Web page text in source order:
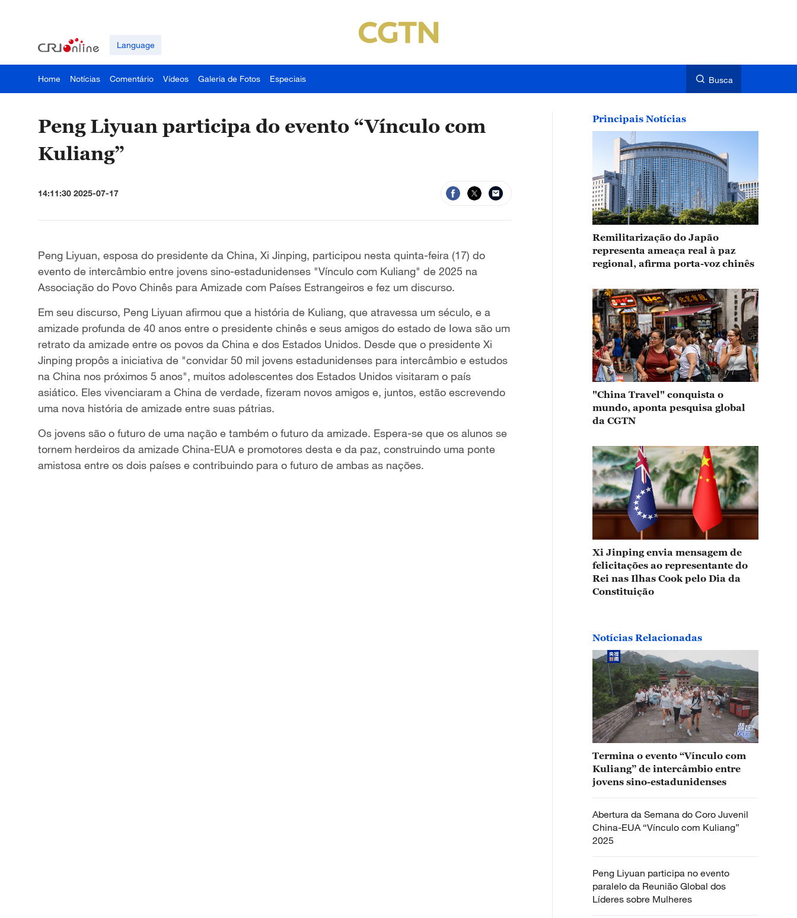
Language
Home Notícias Comentário Vídeos Galeria de Fotos Especiais Busca
Peng Liyuan participa do evento “Vínculo com
Kuliang”
14:11:30 2025-07-17
Peng Liyuan, esposa do presidente da China, Xi Jinping, participou nesta quinta-feira (17) do
evento de intercâmbio entre jovens sino-estadunidenses "Vínculo com Kuliang" de 2025 na
Associação do Povo Chinês para Amizade com Países Estrangeiros e fez um discurso.
Em seu discurso, Peng Liyuan afirmou que a história de Kuliang, que atravessa um século, e a
amizade profunda de 40 anos entre o presidente chinês e seus amigos do estado de Iowa são um
retrato da amizade entre os povos da China e dos Estados Unidos. Desde que o presidente Xi
Jinping propôs a iniciativa de "convidar 50 mil jovens estadunidenses para intercâmbio e estudos
na China nos próximos 5 anos", muitos adolescentes dos Estados Unidos visitaram o país
asiático. Eles vivenciaram a China de verdade, fizeram novos amigos e, juntos, estão escrevendo
uma nova história de amizade entre suas pátrias.
Os jovens são o futuro de uma nação e também o futuro da amizade. Espera-se que os alunos se
tornem herdeiros da amizade China-EUA e promotores desta e da paz, construindo uma ponte
amistosa entre os dois países e contribuindo para o futuro de ambas as nações.
Principais Notícias
Remilitarização do Japão
representa ameaça real à paz
regional, afirma porta-voz chinês
"China Travel" conquista o
mundo, aponta pesquisa global
da CGTN
Xi Jinping envia mensagem de
felicitações ao representante do
Rei nas Ilhas Cook pelo Dia da
Constituição
Notícias Relacionadas
Termina o evento “Vínculo com
Kuliang” de intercâmbio entre
jovens sino-estadunidenses
Abertura da Semana do Coro Juvenil
China-EUA “Vínculo com Kuliang”
2025
Peng Liyuan participa no evento
paralelo da Reunião Global dos
Líderes sobre Mulheres